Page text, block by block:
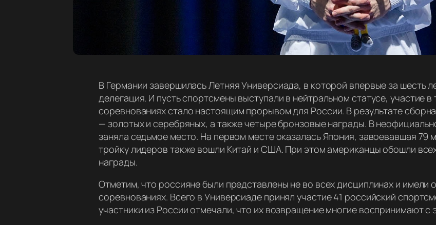
В Германии завершилась Летняя Универсиада, в которой впервые за шесть
делегация. И пусть спортсмены выступали в нейтральном статусе, участие
соревнованиях стало настоящим прорывом для России. В результате
— золотых и серебряных, а также четыре бронзовые награды. В
заняла седьмое место. На первом месте оказалась Япония, завоевавшая 79
тройку лидеров также вошли Китай и США. При этом американцы обошли
награды.
Отметим, что россияне были представлены не во всех дисциплинах и имели
соревнованиях. Всего в Универсиаде принял участие 41 российский
участники из России отмечали, что их возвращение многие воспринимают с